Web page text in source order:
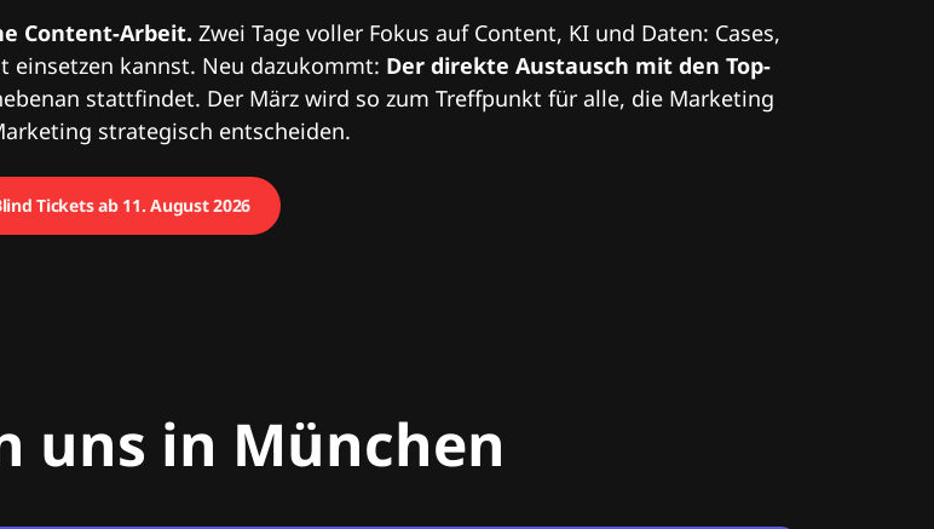
Content-Arbeit. Zwei Tage voller Fokus auf Content, KI und Daten: Cases,
kannst. Neu dazukommt: Der direkte Austausch mit den Top-
stattfindet. Der März wird so zum Treffpunkt für alle, die Marketing
strategisch entscheiden.
Tickets ab 11. August 2026
uns in München